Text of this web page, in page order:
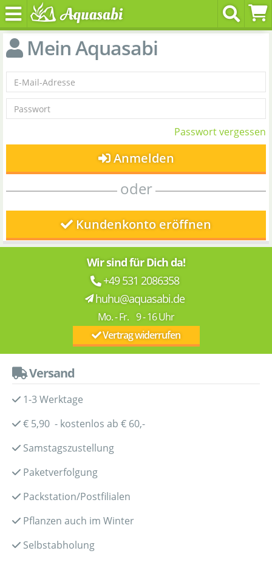
Mein Aquasabi
Passwort vergessen
Anmelden
oder
Kundenkonto eröffnen
Wir sind für Dich da!
+49 531 2086358
huhu@aquasabi.de
Mo. - Fr. 9 - 16 Uhr
Vertrag widerrufen
Versand
1-3 Werktage
€ 5,90 - kostenlos ab € 60,-
Samstagszustellung
Paketverfolgung
Packstation/Postfilialen
Pflanzen auch im Winter
Selbstabholung